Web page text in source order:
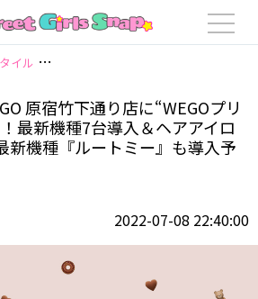
イル 【写真 15/33】WEGO 原宿竹下通り店に
原宿竹下通り店に“WEGOプリ
最新機種7台導入＆ヘアアイロ
新機種『ルートミー』も導入予
2022-07-08 22:40:00